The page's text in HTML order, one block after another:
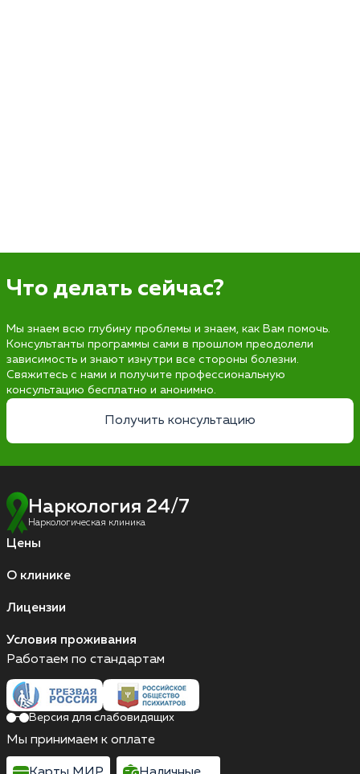
Что делать сейчас?
Мы знаем всю глубину проблемы и знаем, как Вам помочь.
Консультанты программы сами в прошлом преодолели
зависимость и знают изнутри все стороны болезни.
Свяжитесь с нами и получите профессиональную
консультацию бесплатно и анонимно.
Получить консультацию
Наркология 24/7
Наркологическая клиника
Цены
О клинике
Лицензии
Условия проживания
Работаем по стандартам
Версия для слабовидящих
Мы принимаем к оплате